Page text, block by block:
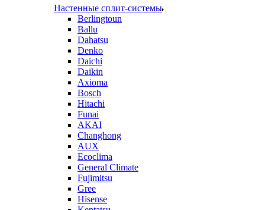
Настенные сплит-системы
Berlingtoun
Ballu
Dahatsu
Denko
Daichi
Daikin
Axioma
Bosch
Hitachi
Funai
AKAI
Changhong
AUX
Ecoclima
General Climate
Fujimitsu
Gree
Hisense